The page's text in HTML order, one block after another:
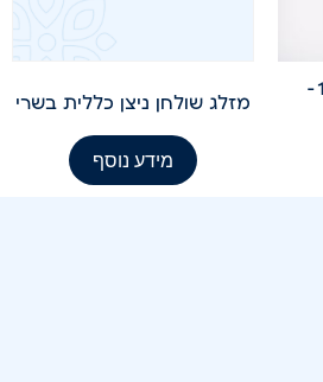
מזלג שולחן ניצן כללית בשרי
מידע נוסף